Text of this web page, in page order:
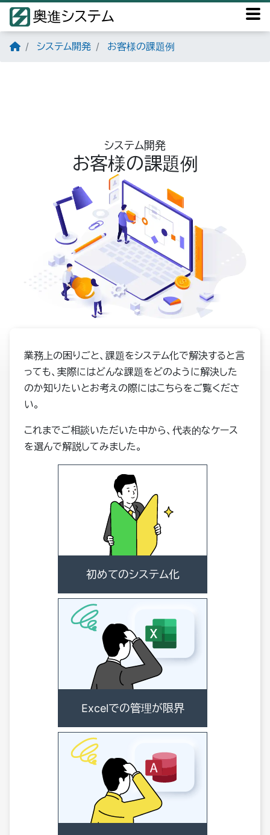
奥進システム
システム開発 お客様の課題例
システム開発
お客様の課題例
業務上の困りごと、課題をシステム化で解決すると言
っても、実際にはどんな課題をどのように解決した
のか知りたいとお考えの際にはこちらをご覧くださ
い。
これまでご相談いただいた中から、代表的なケース
を選んで解説してみました。
初めてのシステム化
Excelでの管理が限界